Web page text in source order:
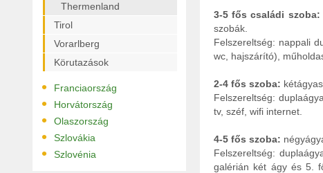
Thermenland
Tirol
Vorarlberg
Körutazások
• Franciaország
• Horvátország
• Olaszország
• Szlovákia
• Szlovénia
3-5 fős családi szoba:
szobák.
Felszereltség: nappali
wc, hajszárító),
2-4 fős szoba:
Felszereltség:
tv, széf, wifi internet.
4-5 fős szoba:
Felszereltség:
galérián két ágy és 5.